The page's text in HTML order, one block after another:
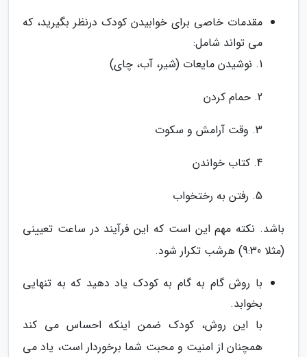
مقدمات خاصی برای خوابیدن کودک درنظر بگیرید، که
می تواند شامل:
1. نوشیدن مایعات (شیر، آب، چای)
2. حمام کردن
3. وقت آرامش و سکوت
4. کتاب خواندن
5. رفتن به رختخواب
باشد. نکته مهم این است که این فرآیند در ساعت تعیینی
(مثلا 9:30) هرشب تکرار شود.
با روش گام به گام به کودک یاد دهید که به تنهایی
بخوابد.
با این روش، کودک ضمن اینکه احساس می کند
همچنان از امنیت و محبت شما برخوردار است، یاد می